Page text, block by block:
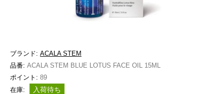
ブランド: ACALA STEM
品番: ACALA STEM BLUE LOTUS FACE OIL 15ML
ポイント: 89
在庫:
入荷待ち